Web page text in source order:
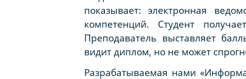
показывает: электронная
компетенций. Студент
Преподаватель выставляет
видит диплом, но не может
Разрабатываемая нами